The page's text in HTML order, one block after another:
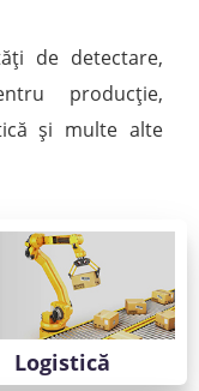
de detectare,
producție,
și multe alte
Logistică